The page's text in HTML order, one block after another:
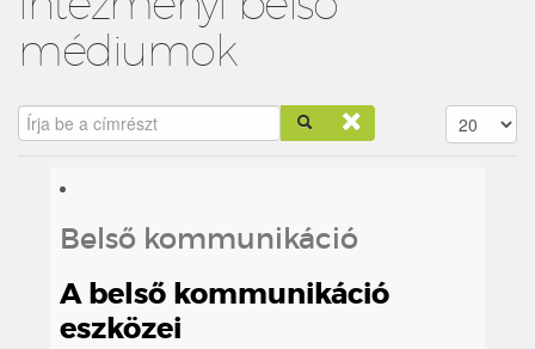
médiumok
Írja be a címrészt Tételek #
Belső kommunikáció
A belső kommunikáció
eszközei